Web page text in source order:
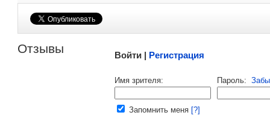
Отзывы Войти | Регистрация
Имя зрителя: Пароль:
Запомнить меня [?]